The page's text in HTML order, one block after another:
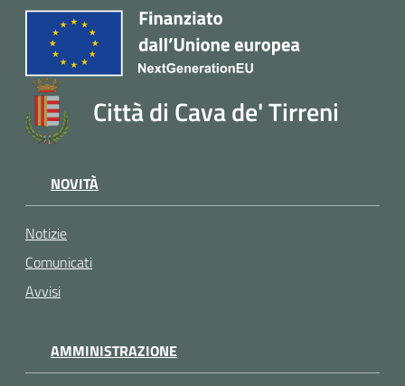
su
Città di Cava de' Tirreni
NOVITÀ
Notizie
Comunicati
Avvisi
AMMINISTRAZIONE